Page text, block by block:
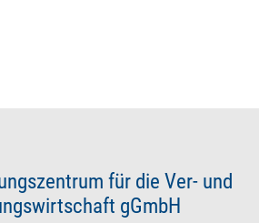
für die Ver- und
gGmbH